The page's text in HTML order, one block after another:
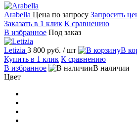
Arabella Цена по запросу Запросить
Заказать в 1 клик К сравнению
В избранное Под заказ
Letizia 3 800 руб. / шт В
Купить в 1 клик К сравнению
В избранное
В наличии
Цвет